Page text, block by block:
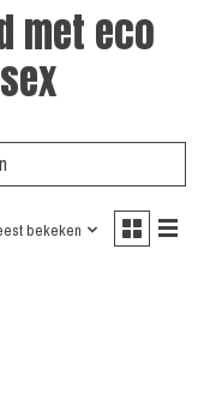
met eco
bekeken